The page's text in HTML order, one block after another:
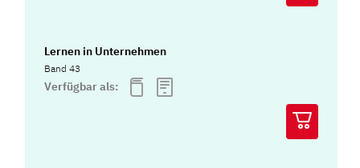
Lernen in Unternehmen
Band 43
Verfügbar als: